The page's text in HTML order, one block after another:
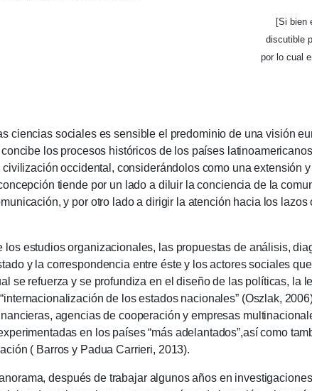
[Si bien
discutible
por lo cual
sociales es sensible el predominio de una visión
los procesos históricos de los países
occidental, considerándolos como una extensión
tiende por un lado a diluir la conciencia de la
y por otro lado a dirigir la atención hacia los
los estudios organizacionales, las propuestas de análisis,
y la correspondencia entre éste y los actores sociales
se refuerza y ​​se profundiza en el diseño de las políticas, la
de los estados nacionales” (Oszlak,
agencias de cooperación y empresas
en los países “más adelantados”,así como
( Barros y Padua Carrieri, 2013).
después de trabajar algunos años en investigaciones